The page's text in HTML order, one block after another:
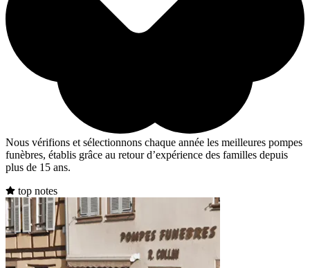
Nous vérifions et sélectionnons chaque année les meilleures pompes
funèbres, établis grâce au retour d’expérience des familles depuis
plus de 15 ans.
top notes